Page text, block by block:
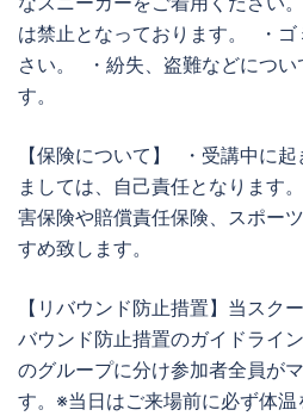
は禁止となっております。 ・
さい。 ・紛失、盗難などについ
す。
【保険について】 ・受講中に
ましては、自己責任となります
害保険や賠償責任保険、スポー
すめ致します。
【リバウンド防止措置】当スク
バウンド防止措置のガイドライ
のグループに分け参加者全員が
す。※当日はご来場前に必ず体温